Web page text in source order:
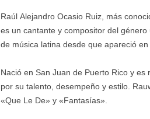
Raúl Alejandro Ocasio Ruiz, más
es un cantante y compositor del
de música latina desde que apareció en
Nació en San Juan de Puerto Rico y
por su talento, desempeño y estilo.
«Que Le De» y «Fantasías».